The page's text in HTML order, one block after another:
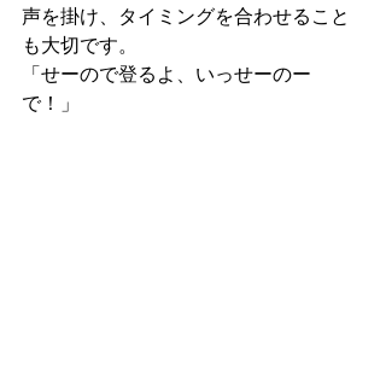
声を掛け、タイミングを合わせること
も大切です。
「せーので登るよ、いっせーのー
で！」